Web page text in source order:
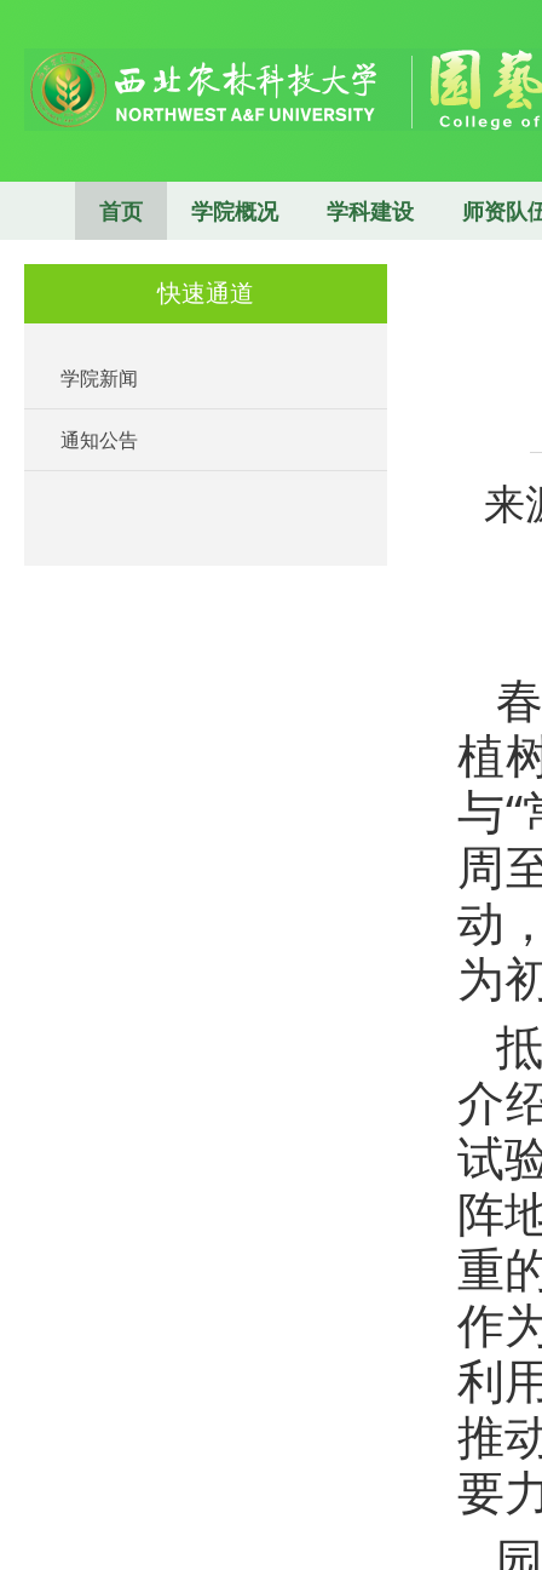
首页 学院概况 学科建设 师资队
快速通道
学院新闻
通知公告
来
植
与
周
动
为
介
试
阵
重
作
利
推
要